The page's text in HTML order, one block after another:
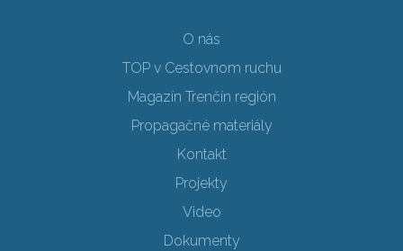
O nás
TOP v Cestovnom ruchu
Magazín Trenčín región
Propagačné materiály
Kontakt
Projekty
Video
Dokumenty